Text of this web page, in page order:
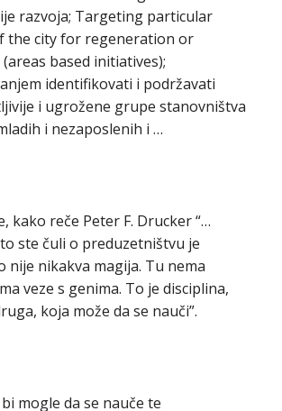
razvoja; Targeting particular
the city for regeneration or
based initiatives);
identifikovati i podržavati
i ugrožene grupe stanovništva
i nezaposlenih i …
kako reče Peter F. Drucker “…
ste čuli o preduzetništvu je
nije nikakva magija. Tu nema
veze s genima. To je disciplina,
koja može da se nauči”.
mogle da se nauče te